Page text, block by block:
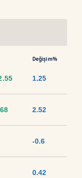
Değişim%
1.25
2.52
-0.6
0.42